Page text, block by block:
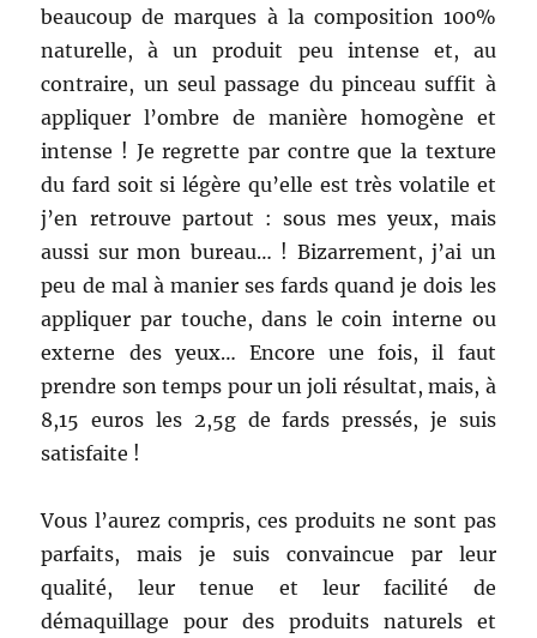
beaucoup de marques à la composition 100%
naturelle, à un produit peu intense et, au
contraire, un seul passage du pinceau suffit à
appliquer l’ombre de manière homogène et
intense ! Je regrette par contre que la texture
du fard soit si légère qu’elle est très volatile et
j’en retrouve partout : sous mes yeux, mais
aussi sur mon bureau… ! Bizarrement, j’ai un
peu de mal à manier ses fards quand je dois les
appliquer par touche, dans le coin interne ou
externe des yeux… Encore une fois, il faut
prendre son temps pour un joli résultat, mais, à
8,15 euros les 2,5g de fards pressés, je suis
satisfaite !
Vous l’aurez compris, ces produits ne sont pas
parfaits, mais je suis convaincue par leur
qualité, leur tenue et leur facilité de
démaquillage pour des produits naturels et